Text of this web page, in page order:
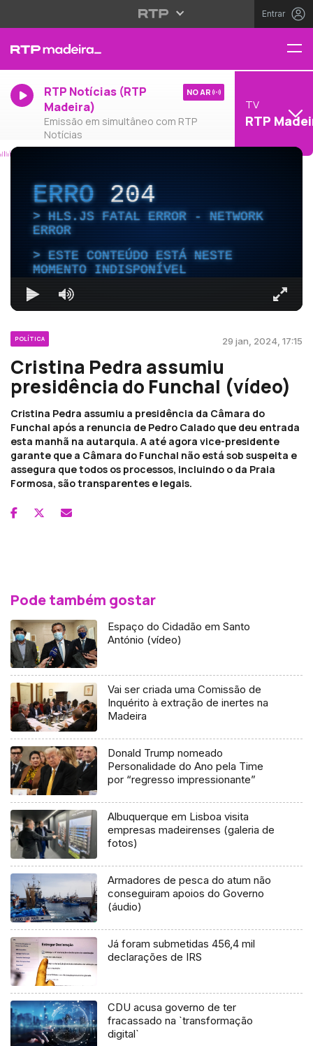
Entrar
RTP Notícias (RTP
Madeira)
Emissão em simultâneo com RTP
Notícias
NO AR
TV
RTP
ERRO204
HLS.JS FATAL ERROR - NETWORK
ERROR
ESTE CONTEÚDO ESTÁ NESTE
MOMENTO INDISPONÍVEL
POLÍTICA 29 jan, 2024, 17:15
Cristina Pedra assumiu
presidência do Funchal (vídeo)
Cristina Pedra assumiu a presidência da Câmara do
Funchal após a renuncia de Pedro Calado que deu entrada
esta manhã na autarquia. A até agora vice-presidente
garante que a Câmara do Funchal não está sob suspeita e
assegura que todos os processos, incluindo o da Praia
Formosa, são transparentes e legais.
Pode também gostar
Espaço do Cidadão em Santo
António (vídeo)
Vai ser criada uma Comissão de
Inquérito à extração de inertes na
Madeira
Donald Trump nomeado
Personalidade do Ano pela Time
por “regresso impressionante”
Albuquerque em Lisboa visita
empresas madeirenses (galeria de
fotos)
Armadores de pesca do atum não
conseguiram apoios do Governo
(áudio)
Já foram submetidas 456,4 mil
declarações de IRS
CDU acusa governo de ter
fracassado na `transformação
digital`